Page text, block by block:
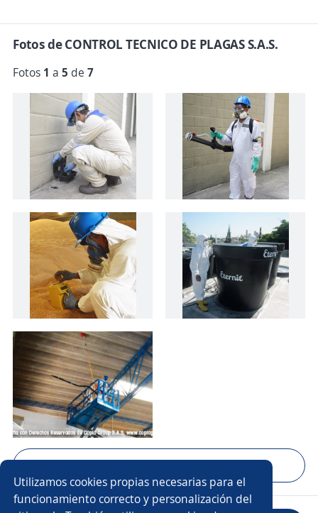
Utilizamos cookies propias necesarias para el
funcionamiento correcto y personalización del
Fotos de CONTROL TECNICO DE PLAGAS S.A.S.
Fotos 1 a 5 de 7